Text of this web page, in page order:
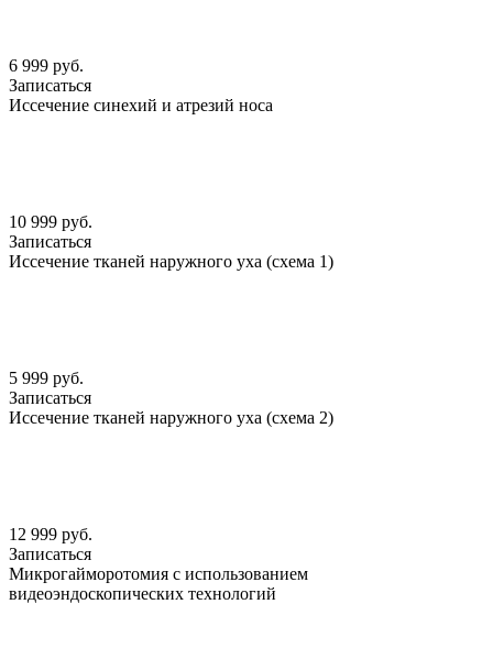
6 999 руб.
Записаться
Иссечение синехий и атрезий носа
10 999 руб.
Записаться
Иссечение тканей наружного уха (схема 1)
5 999 руб.
Записаться
Иссечение тканей наружного уха (схема 2)
12 999 руб.
Записаться
Микрогайморотомия с использованием
видеоэндоскопических технологий